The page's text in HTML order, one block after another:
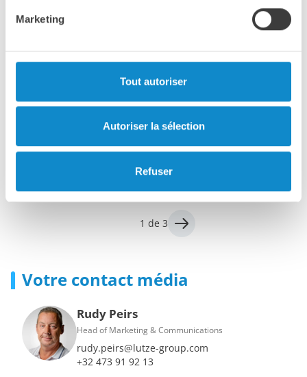
Marketing
Tout autoriser
Autoriser la sélection
Refuser
28.08.2024
Protection durable contre l'usure et les
de pompe d'un fabricant de plaques de plâtre !
1 de 3
Votre contact média
Rudy Peirs
Head of Marketing & Communications
rudy.peirs@lutze-group.com
+32 473 91 92 13